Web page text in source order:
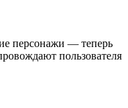
персонажи — теперь
пользователя